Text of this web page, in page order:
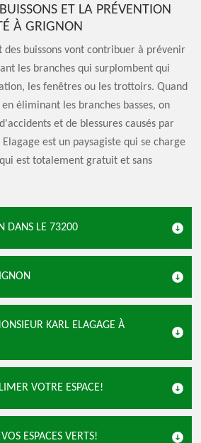
ET LA PRÉVENTION
À GRIGNON
des buissons vont contribuer à prévenir
les branches qui surplombent qui
les fenêtres ou les trottoirs. Quand
éliminant les branches basses, on
et de blessures causés par
est un paysagiste qui se charge
est totalement gratuit et sans
DANS LE 73200
KARL ELAGAGE À
VOTRE ESPACE!
ESPACES VERTS!